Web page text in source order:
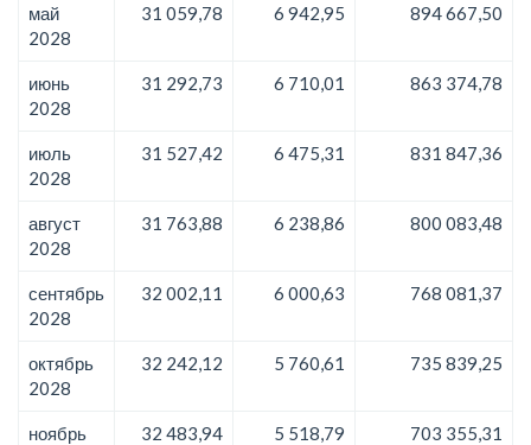
май
2028
31 059,78 6 942,95 894 667,50
июнь
2028
31 292,73 6 710,01 863 374,78
июль
2028
31 527,42 6 475,31 831 847,36
август
2028
31 763,88 6 238,86 800 083,48
сентябрь
2028
32 002,11 6 000,63 768 081,37
октябрь
2028
32 242,12 5 760,61 735 839,25
ноябрь
32 483,94 5 518,79 703 355,31